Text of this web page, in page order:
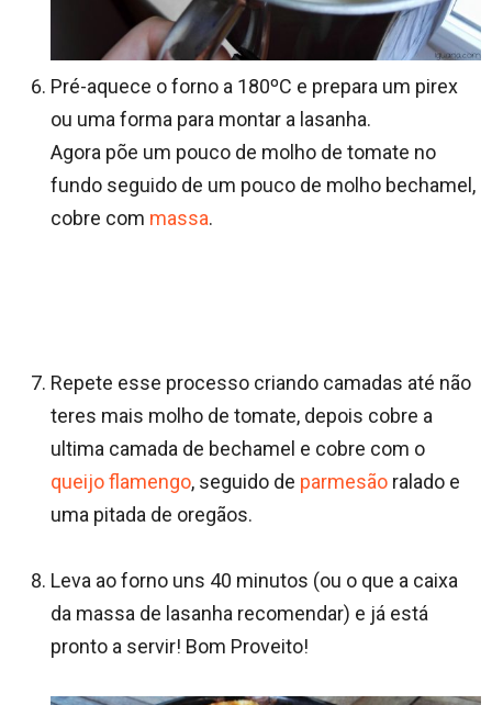
Pré-aquece o forno a 180ºC e prepara um pirex
ou uma forma para montar a lasanha.
Agora põe um pouco de molho de tomate no
fundo seguido de um pouco de molho bechamel,
cobre com massa.
Repete esse processo criando camadas até não
teres mais molho de tomate, depois cobre a
ultima camada de bechamel e cobre com o
queijoflamengo, seguido de parmesão ralado e
uma pitada de oregãos.
Leva ao forno uns 40 minutos (ou o que a caixa
da massa de lasanha recomendar) e já está
pronto a servir! Bom Proveito!